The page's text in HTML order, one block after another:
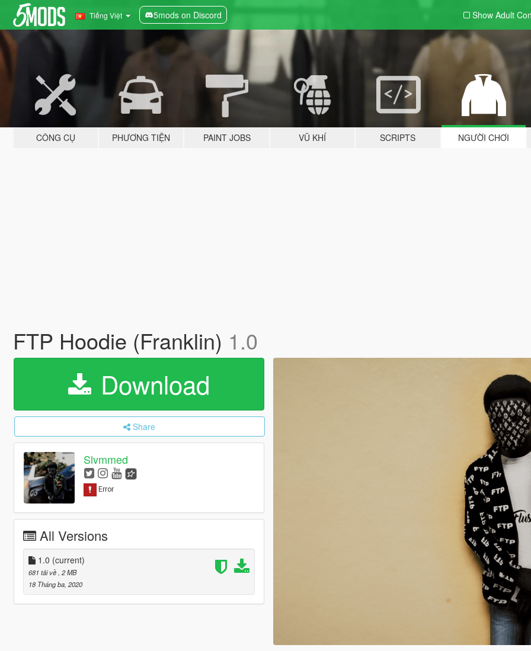
Tiếng Việt 5mods on Discord Show Adult
CÔNG CỤ PHƯƠNG TIỆN PAINT JOBS VŨ KHÍ SCRIPTS NGƯỜI CHƠI
FTP Hoodie (Franklin) 1.0
Download
Share
Slvmmed
All Versions
1.0 (current)
681 tải về , 2 MB
18 Tháng ba, 2020